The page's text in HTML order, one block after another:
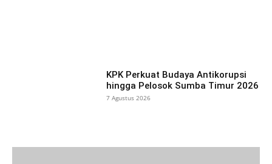
KPK Perkuat Budaya Antikorupsi
hingga Pelosok Sumba Timur 2026
7 Agustus 2026